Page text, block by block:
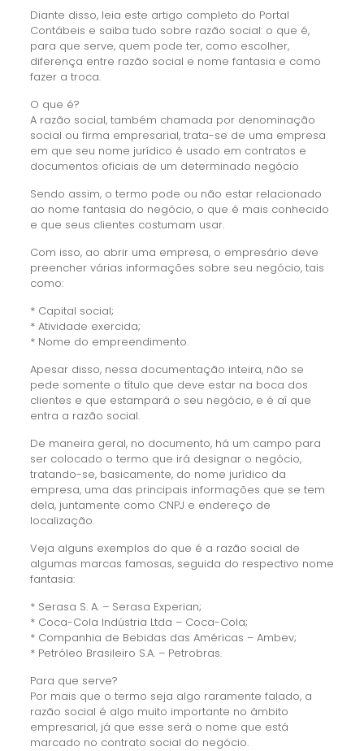
Diante disso, leia este artigo completo do Portal
Contábeis e saiba tudo sobre razão social: o que é,
para que serve, quem pode ter, como escolher,
diferença entre razão social e nome fantasia e como
fazer a troca.
O que é?
A razão social, também chamada por denominação
social ou firma empresarial, trata-se de uma empresa
em que seu nome jurídico é usado em contratos e
documentos oficiais de um determinado negócio
Sendo assim, o termo pode ou não estar relacionado
ao nome fantasia do negócio, o que é mais conhecido
e que seus clientes costumam usar.
Com isso, ao abrir uma empresa, o empresário deve
preencher várias informações sobre seu negócio, tais
como:
* Capital social;
* Atividade exercida;
* Nome do empreendimento.
Apesar disso, nessa documentação inteira, não se
pede somente o título que deve estar na boca dos
clientes e que estampará o seu negócio, e é aí que
entra a razão social.
De maneira geral, no documento, há um campo para
ser colocado o termo que irá designar o negócio,
tratando-se, basicamente, do nome jurídico da
empresa, uma das principais informações que se tem
dela, juntamente como CNPJ e endereço de
localização.
Veja alguns exemplos do que é a razão social de
algumas marcas famosas, seguida do respectivo nome
fantasia:
* Serasa S. A. – Serasa Experian;
* Coca-Cola Indústria Ltda – Coca-Cola;
* Companhia de Bebidas das Américas – Ambev;
* Petróleo Brasileiro S.A. – Petrobras.
Para que serve?
Por mais que o termo seja algo raramente falado, a
razão social é algo muito importante no âmbito
empresarial, já que esse será o nome que está
marcado no contrato social do negócio.